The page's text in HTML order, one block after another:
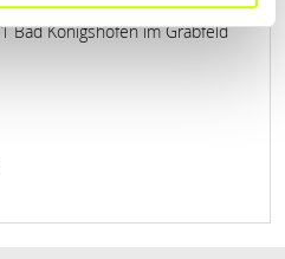
Bad Königshofen im Grabfeld